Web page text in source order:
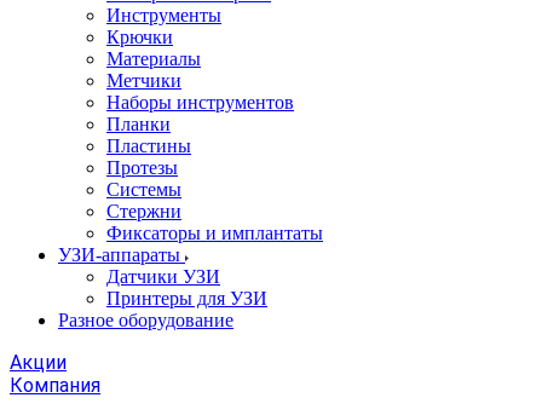
Инструменты
Крючки
Материалы
Метчики
Наборы инструментов
Планки
Пластины
Протезы
Системы
Стержни
Фиксаторы и имплантаты
УЗИ-аппараты
Датчики УЗИ
Принтеры для УЗИ
Разное оборудование
Акции
Компания